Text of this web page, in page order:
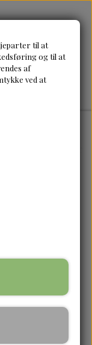
til at
og til at
af
ved at